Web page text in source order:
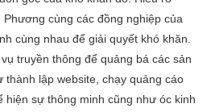
cùng các đồng nghiệp của
cùng nhau để giải quyết khó khăn.
truyền thông để quảng bá các sản
thành lập website, chạy quảng cáo
sự thông minh cũng như óc kinh